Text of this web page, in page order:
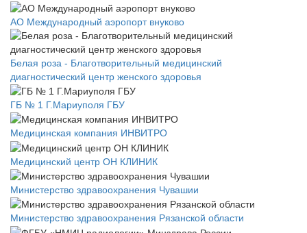
АО Международный аэропорт внуково
Белая роза - Благотворительный медицинский
диагностический центр женского здоровья
ГБ № 1 Г.Мариуполя ГБУ
Медицинская компания ИНВИТРО
Медицинский центр ОН КЛИНИК
Министерство здравоохранения Чувашии
Министерство здравоохранения Рязанской области